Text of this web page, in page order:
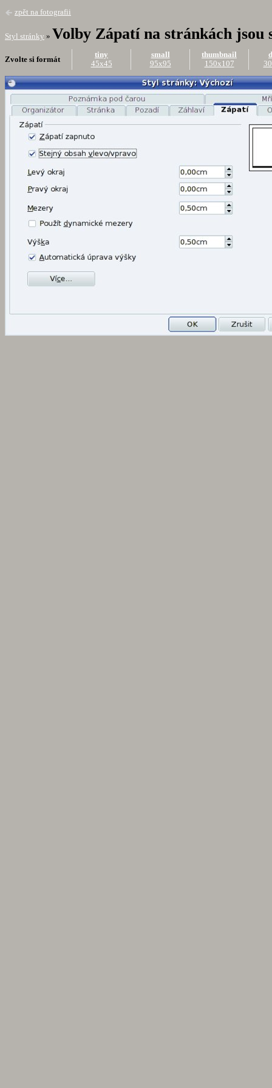
zpět na fotografii
Styl stránky » Volby Zápatí na stránkách jsou
Zvolte si formát
tiny
45x45
small
95x95
thumbnail
150x107